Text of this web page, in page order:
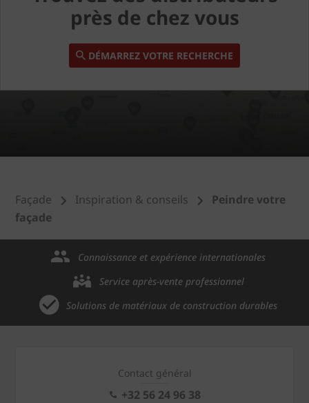
près de chez vous
DÉMARREZ VOTRE RECHERCHE
Façade Inspiration & conseils
Peindre votre
façade
Connaissance et expérience internationales
Service après-vente professionnel
Solutions de matériaux de construction durables
Contact général
+32 56 24 96 38